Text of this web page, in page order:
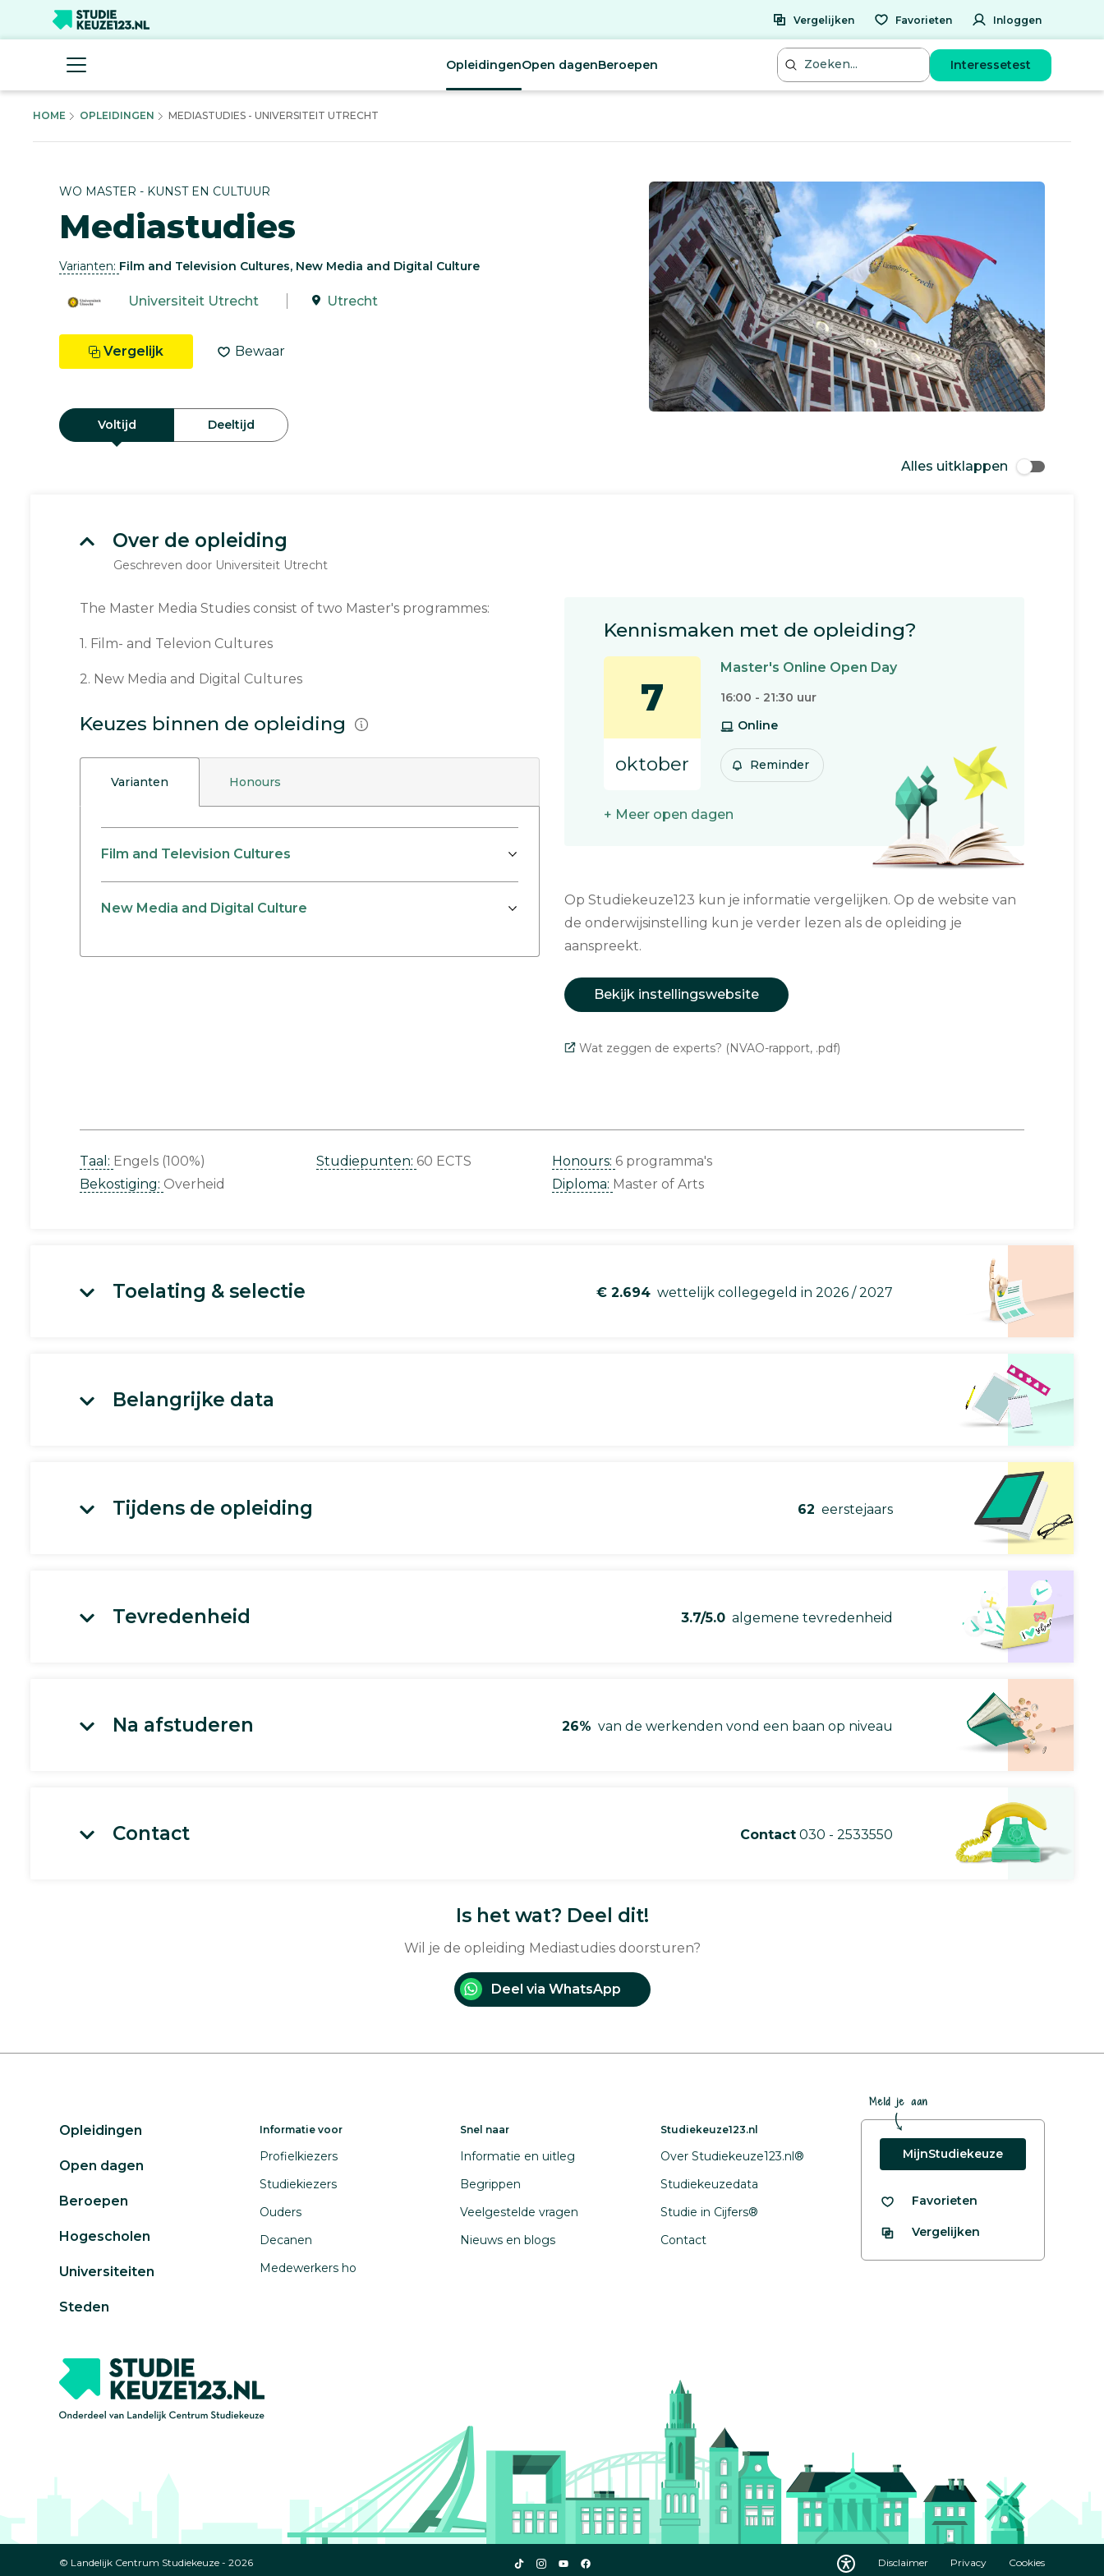
Vergelijken Favorieten Inloggen
OpleidingenOpen dagenBeroepen Interessetest
HOME OPLEIDINGEN MEDIASTUDIES - UNIVERSITEIT UTRECHT
WO MASTER - KUNST EN CULTUUR
Mediastudies
Varianten: Film and Television Cultures, New Media and Digital Culture
Universiteit Utrecht Utrecht
Vergelijk Bewaar
Voltijd Deeltijd
Alles uitklappen
Over de opleiding
Geschreven door Universiteit Utrecht
The Master Media Studies consist of two Master's programmes:
1. Film- and Televion Cultures
2. New Media and Digital Cultures
Keuzes binnen de opleiding
Varianten Honours
Film and Television Cultures
New Media and Digital Culture
Kennismaken met de opleiding?
7
oktober
Master's Online Open Day
16:00 - 21:30 uur
Online
Reminder
+ Meer open dagen
Op Studiekeuze123 kun je informatie vergelijken. Op de website van
de onderwijsinstelling kun je verder lezen als de opleiding je
aanspreekt.
Bekijk instellingswebsite
Wat zeggen de experts? (NVAO-rapport, .pdf)
Taal: Engels (100%)
Bekostiging: Overheid
Studiepunten: 60 ECTS Honours: 6 programma's
Diploma: Master of Arts
Toelating & selectie € 2.694 wettelijk collegegeld in 2026 / 2027
Belangrijke data
Tijdens de opleiding 62 eerstejaars
Tevredenheid 3.7/5.0 algemene tevredenheid
Na afstuderen 26% van de werkenden vond een baan op niveau
Contact Contact 030 - 2533550
Is het wat? Deel dit!
Wil je de opleiding Mediastudies doorsturen?
Deel via WhatsApp
Opleidingen
Open dagen
Beroepen
Hogescholen
Universiteiten
Steden
Informatie voor
Profielkiezers
Studiekiezers
Ouders
Decanen
Medewerkers ho
Snel naar
Informatie en uitleg
Begrippen
Veelgestelde vragen
Nieuws en blogs
Studiekeuze123.nl
Over Studiekeuze123.nl®
Studiekeuzedata
Studie in Cijfers®
Contact
Meld je aan
MijnStudiekeuze
Favorieten
Vergelijken
© Landelijk Centrum Studiekeuze - 2026
Studiekeuze123
Studiekeuze123
Studiekeuze123
Studiekeuze123
Disclaimer Privacy Cookies